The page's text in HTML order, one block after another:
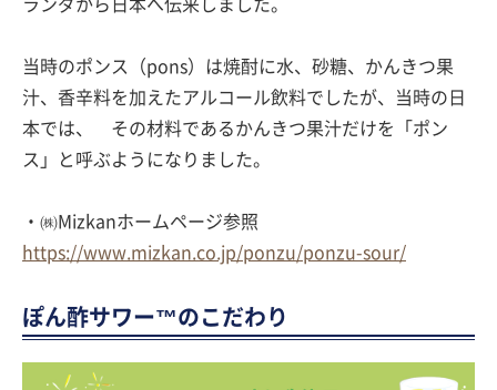
ランダから日本へ伝来しました。
当時のポンス（pons）は焼酎に水、砂糖、かんきつ果
汁、香辛料を加えたアルコール飲料でしたが、当時の日
本では、 その材料であるかんきつ果汁だけを「ポン
ス」と呼ぶようになりました。
・㈱Mizkanホームページ参照
https://www.mizkan.co.jp/ponzu/ponzu-sour/
ぽん酢サワー™のこだわり